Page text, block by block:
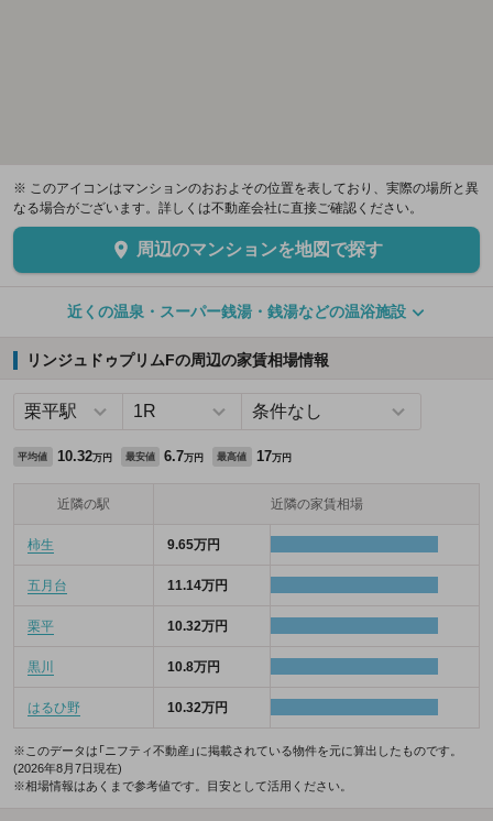
※ このアイコンはマンションのおおよその位置を表しており、実際の場所と異
なる場合がございます。詳しくは不動産会社に直接ご確認ください。
周辺のマンションを地図で探す
近くの温泉・スーパー銭湯・銭湯などの温浴施設
リンジュドゥプリムFの周辺の家賃相場情報
平均値 10.32万円 最安値 6.7万円 最高値 17万円
近隣の駅 近隣の家賃相場
柿生 9.65万円
五月台 11.14万円
栗平 10.32万円
黒川 10.8万円
はるひ野 10.32万円
※このデータは「ニフティ不動産」に掲載されている物件を元に算出したものです。
(2026年8月7日現在)
※相場情報はあくまで参考値です。目安として活用ください。